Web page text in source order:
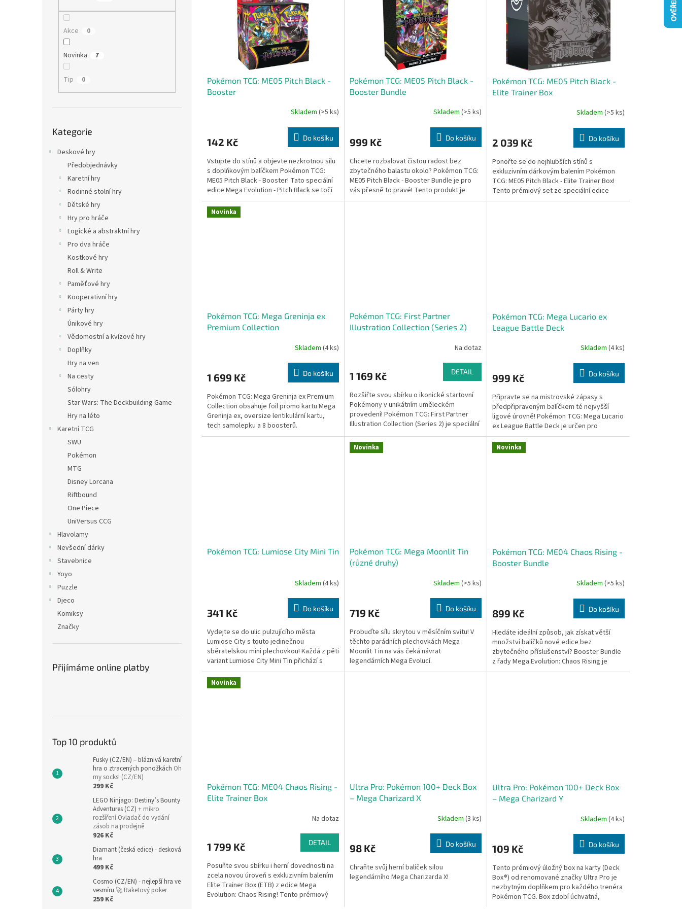
Akce 0
Novinka 7
Tip 0
kategorie
Kategorie
Deskové hry
Předobjednávky
Karetní hry
Rodinné stolní hry
Dětské hry
Hry pro hráče
Logické a abstraktní hry
Pro dva hráče
Kostkové hry
Roll & Write
Paměťové hry
Kooperativní hry
Párty hry
Únikové hry
Vědomostní a kvízové hry
Doplňky
Hry na ven
Na cesty
Sólohry
Star Wars: The Deckbuilding Game
Hry na léto
Karetní TCG
SWU
Pokémon
MTG
Disney Lorcana
Riftbound
One Piece
UniVersus CCG
Hlavolamy
Nevšední dárky
Stavebnice
Yoyo
Puzzle
Djeco
Komiksy
Značky
Přijímáme online platby
Top 10 produktů
Fusky (CZ/EN) – bláznivá karetní
hra o ztracených ponožkách Oh
my socks! (CZ/EN)
299 Kč
LEGO Ninjago: Destiny’s Bounty
Adventures (CZ) + mikro
rozšíření Ovladač do vydání
zásob na prodejně
926 Kč
Diamant (česká edice) - desková
hra
499 Kč
Cosmo (CZ/EN) - nejlepší hra ve
vesmíru 🚀 Raketový poker
259 Kč
Pokémon TCG: ME05 Pitch Black -
Booster
Skladem (>5 ks)
142 Kč Do košíku
Vstupte do stínů a objevte nezkrotnou sílu
s doplňkovým balíčkem Pokémon TCG:
ME05 Pitch Black - Booster! Tato speciální
edice Mega Evolution - Pitch Black se točí
kolem...
Pokémon TCG: ME05 Pitch Black -
Booster Bundle
Skladem (>5 ks)
999 Kč Do košíku
Chcete rozbalovat čistou radost bez
zbytečného balastu okolo? Pokémon TCG:
ME05 Pitch Black - Booster Bundle je pro
vás přesně to pravé! Tento produkt je
navržen speciálně pro...
Pokémon TCG: ME05 Pitch Black -
Elite Trainer Box
Skladem (>5 ks)
2 039 Kč Do košíku
Ponořte se do nejhlubších stínů s
exkluzivním dárkovým balením Pokémon
TCG: ME05 Pitch Black - Elite Trainer Box!
Tento prémiový set ze speciální edice
Mega Evolution - Pitch...
Novinka
Pokémon TCG: Mega Greninja ex
Premium Collection
Skladem (4 ks)
1 699 Kč Do košíku
Pokémon TCG: Mega Greninja ex Premium
Collection obsahuje foil promo kartu Mega
Greninja ex, oversize lentikulární kartu,
tech samolepku a 8 boosterů.
Pokémon TCG: First Partner
Illustration Collection (Series 2)
Na dotaz
1 169 Kč DETAIL
Rozšiřte svou sbírku o ikonické startovní
Pokémony v unikátním uměleckém
provedení! Pokémon TCG: First Partner
Illustration Collection (Series 2) je speciální
dárkové balení,...
Pokémon TCG: Mega Lucario ex
League Battle Deck
Skladem (4 ks)
999 Kč Do košíku
Připravte se na mistrovské zápasy s
předpřipraveným balíčkem té nejvyšší
ligové úrovně! Pokémon TCG: Mega Lucario
ex League Battle Deck je určen pro
zkušenější hráče (Play Level...
Pokémon TCG: Lumiose City Mini Tin
Skladem (4 ks)
341 Kč Do košíku
Vydejte se do ulic pulzujícího města
Lumiose City s touto jedinečnou
sběratelskou mini plechovkou! Každá z pěti
variant Lumiose City Mini Tin přichází s
nádhernou ilustrací...
Novinka
Pokémon TCG: Mega Moonlit Tin
(různé druhy)
Skladem (>5 ks)
719 Kč Do košíku
Probuďte sílu skrytou v měsíčním svitu! V
těchto parádních plechovkách Mega
Moonlit Tin na vás čeká návrat
legendárních Mega Evolucí.
Novinka
Pokémon TCG: ME04 Chaos Rising -
Booster Bundle
Skladem (>5 ks)
899 Kč Do košíku
Hledáte ideální způsob, jak získat větší
množství balíčků nové edice bez
zbytečného příslušenství? Booster Bundle
z řady Mega Evolution: Chaos Rising je
přesně to, co...
Novinka
Pokémon TCG: ME04 Chaos Rising -
Elite Trainer Box
Na dotaz
1 799 Kč DETAIL
Posuňte svou sbírku i herní dovednosti na
zcela novou úroveň s exkluzivním balením
Elite Trainer Box (ETB) z edice Mega
Evolution: Chaos Rising! Tento prémiový
Ultra Pro: Pokémon 100+ Deck Box
– Mega Charizard X
Skladem (3 ks)
98 Kč Do košíku
Chraňte svůj herní balíček silou
legendárního Mega Charizarda X!
Ultra Pro: Pokémon 100+ Deck Box
– Mega Charizard Y
Skladem (4 ks)
109 Kč Do košíku
Tento prémiový úložný box na karty (Deck
Box®) od renomované značky Ultra Pro je
nezbytným doplňkem pro každého trenéra
Pokémon TCG. Box zdobí úchvatná,